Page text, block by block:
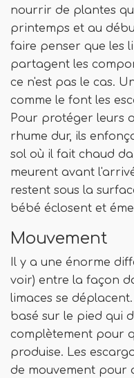
nourrir de plantes
printemps et au
faire penser que les
partagent les
ce n'est pas le cas.
comme le font les
Pour protéger leurs
rhume dur, ils
sol où il fait chaud
meurent avant
restent sous la
bébé éclosent et
Mouvement
Il y a une énorme
voir) entre la façon
limaces se
basé sur le pied qui
complètement pour
produise. Les
de mouvement pour